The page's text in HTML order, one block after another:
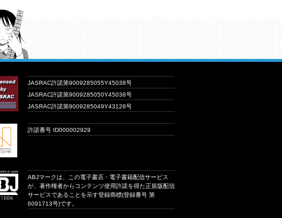
JASRAC許諾第9009285055Y45038号
JASRAC許諾第9009285050Y45038号
JASRAC許諾第9009285049Y43128号
許諾番号 ID000002929
ABJマークは、この電子書店・電子書籍配信サービス
が、著作権者からコンテンツ使用許諾を得た正規版配信
サービスであることを示す登録商標(登録番号 第
6091713号)です。